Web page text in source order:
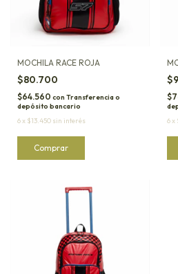
MOCHILA RACE ROJA
$80.700
$64.560 con Transferencia o
depósito bancario
6x $13.450 sin interés
6x